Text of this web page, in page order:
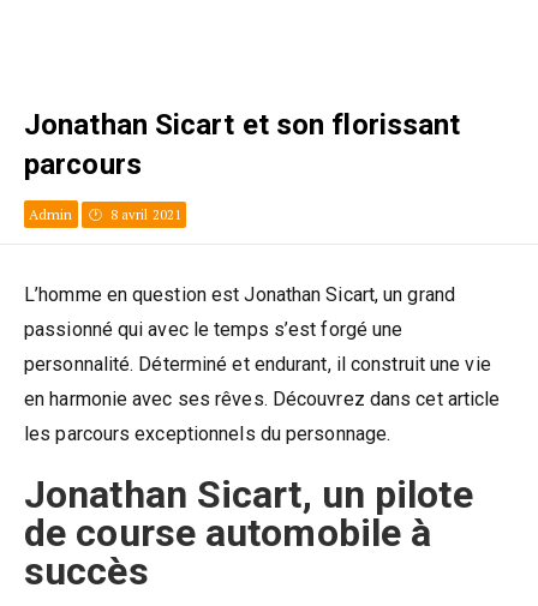
Jonathan Sicart et son florissant
parcours
Admin 8 avril 2021
L’homme en question est Jonathan Sicart, un grand
passionné qui avec le temps s’est forgé une
personnalité. Déterminé et endurant, il construit une vie
en harmonie avec ses rêves. Découvrez dans cet article
les parcours exceptionnels du personnage.
Jonathan Sicart, un pilote
de course automobile à
succès